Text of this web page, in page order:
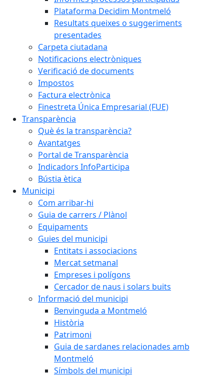
Plataforma Decidim Montmeló
Resultats queixes o suggeriments
presentades
Carpeta ciutadana
Notificacions electròniques
Verificació de documents
Impostos
Factura electrònica
Finestreta Única Empresarial (FUE)
Transparència
Què és la transparència?
Avantatges
Portal de Transparència
Indicadors InfoParticipa
Bústia ètica
Municipi
Com arribar-hi
Guia de carrers / Plànol
Equipaments
Guies del municipi
Entitats i associacions
Mercat setmanal
Empreses i polígons
Cercador de naus i solars buits
Informació del municipi
Benvinguda a Montmeló
Història
Patrimoni
Guia de sardanes relacionades amb
Montmeló
Símbols del municipi